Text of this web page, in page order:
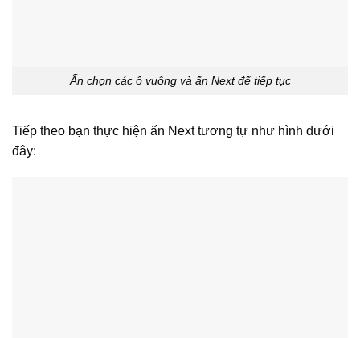
Ấn chọn các ô vuông và ấn Next để tiếp tục
Tiếp theo bạn thực hiện ấn Next tương tự như hình dưới
đây: